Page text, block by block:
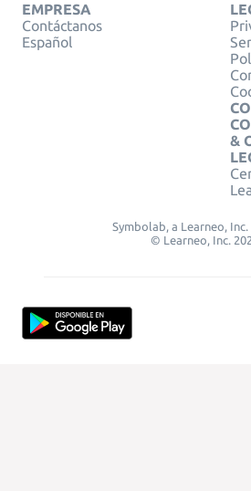
EMPRESA
Contáctanos
Español
&
Symbolab, a Learneo, Inc.
© Learneo, Inc.